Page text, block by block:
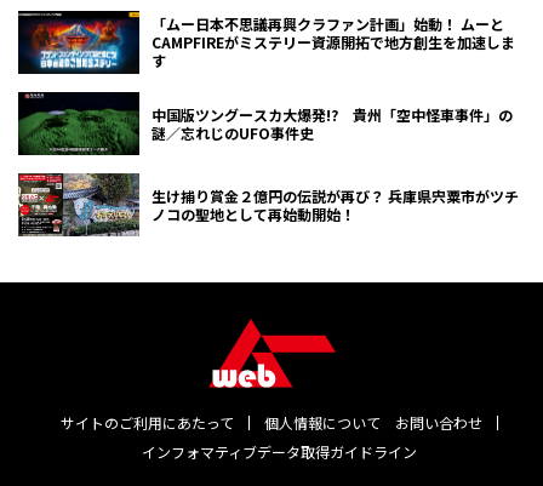
「ムー日本不思議再興クラファン計画」始動！ ムーと
CAMPFIREがミステリー資源開拓で地方創生を加速しま
す
中国版ツングースカ大爆発!? 貴州「空中怪車事件」の
謎／忘れじのUFO事件史
生け捕り賞金２億円の伝説が再び？ 兵庫県宍粟市がツチ
ノコの聖地として再始動開始！
サイトのご利用にあたって 個人情報について
お問い合わせ
インフォマティブデータ取得ガイドライン